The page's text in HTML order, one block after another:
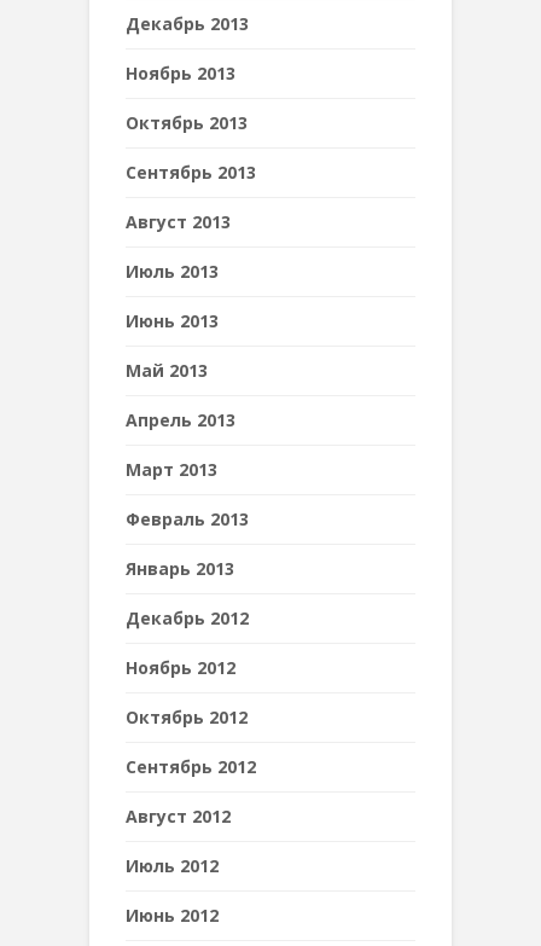
Декабрь 2013
Ноябрь 2013
Октябрь 2013
Сентябрь 2013
Август 2013
Июль 2013
Июнь 2013
Май 2013
Апрель 2013
Март 2013
Февраль 2013
Январь 2013
Декабрь 2012
Ноябрь 2012
Октябрь 2012
Сентябрь 2012
Август 2012
Июль 2012
Июнь 2012